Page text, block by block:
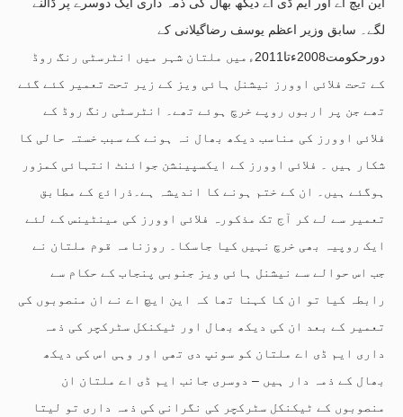
لگے۔ سابق وزیر اعظم یوسف رضاگیلانی کے
دورحکومت2008ءتا2011ءمیں ملتان شہر میں انٹرسٹی رنگ روڈ
کے تحت فلائی اوورز نیشنل ہائی ویز کے زیر تحت تعمیر کئے گئے
تھے جن پر اربوں روپے خرچ ہوئے تھے۔ انٹرسٹی رنگ روڈ کے
فلائی اوورز کی مناسب دیکھ بھال نہ ہونے کے سبب خستہ حالی کا
شکار ہیں ۔ فلائی اوورز کے ایکسپینشن جوائنٹ انتہائی کمزور
ہوگئے ہیں۔ ان کے ختم ہونے کا اندیشہ ہے۔ذرائع کے مطابق
تعمیر سے لے کر آج تک مذکورہ فلائی اوورز کی مینٹینس کے لئے
ایک روپیہ بھی خرچ نہیں کیا جاسکا۔ روزنامہ قوم ملتان نے
جب اس حوالے سے نیشنل ہائی ویز جنوبی پنجاب کے حکام سے
رابطہ کیا تو ان کا کہنا تھا کہ این ایچ اے نے ان منصوبوں کی
تعمیر کے بعد ان کی دیکھ بھال اور ٹیکنکل سٹرکچر کی ذمہ
داری ایم ڈی اے ملتان کو سونپ دی تھی اور وہی اس کی دیکھ
بھال کے ذمہ دار ہیں – دوسری جانب ایم ڈی اے ملتان ان
منصوبوں کے ٹیکنکل سٹرکچر کی نگرانی کی ذمہ داری تو لیتا